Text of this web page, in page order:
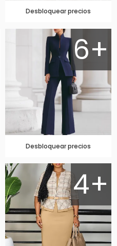
Desbloquear precios
6+
Desbloquear precios
4+